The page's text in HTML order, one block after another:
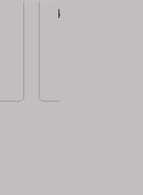
rkwaliteit. Je